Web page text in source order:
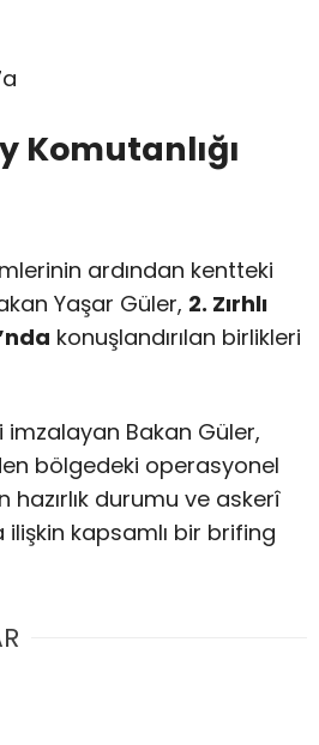
Komutanlığı
ardından kentteki
Yaşar Güler, 2. Zırhlı
konuşlandırılan birlikleri
Bakan Güler,
bölgedeki operasyonel
durumu ve askerî
ilişkin kapsamlı bir brifing